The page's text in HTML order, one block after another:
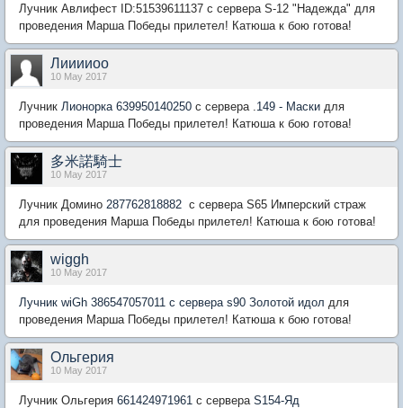
Лучник Авлифест ID:51539611137 с сервера S-12 "Надежда" для
проведения Марша Победы прилетел! Катюша к бою готова!
Лииииоо
10 May 2017
Лучник Лионорка 639950140250 с сервера . 149 - Маски для
проведения Марша Победы прилетел! Катюша к бою готова!
多米諾騎士
10 May 2017
Лучник Домино 287762818882 с сервера S65 Имперский страж
для проведения Марша Победы прилетел! Катюша к бою готова!
wiggh
10 May 2017
Лучник wiGh 386547057011 с сервера s90 Золотой идол для
проведения Марша Победы прилетел! Катюша к бою готова!
Ольгерия
10 May 2017
Лучник Ольгерия 661424971961 с сервера S154-Яд